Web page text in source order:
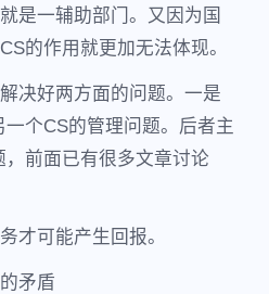
是一辅助部门。又因为国
的作用就更加无法体现。
决好两方面的问题。一是
个CS的管理问题。后者主
前面已有很多文章讨论
才可能产生回报。
矛盾